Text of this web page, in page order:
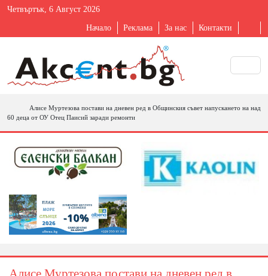
Четвъртък, 6 Август 2026
Начало Реклама За нас Контакти
Алисе Муртезова постави на дневен ред в Общинския съвет напускането на над
60 деца от ОУ Отец Паисий заради ремонти